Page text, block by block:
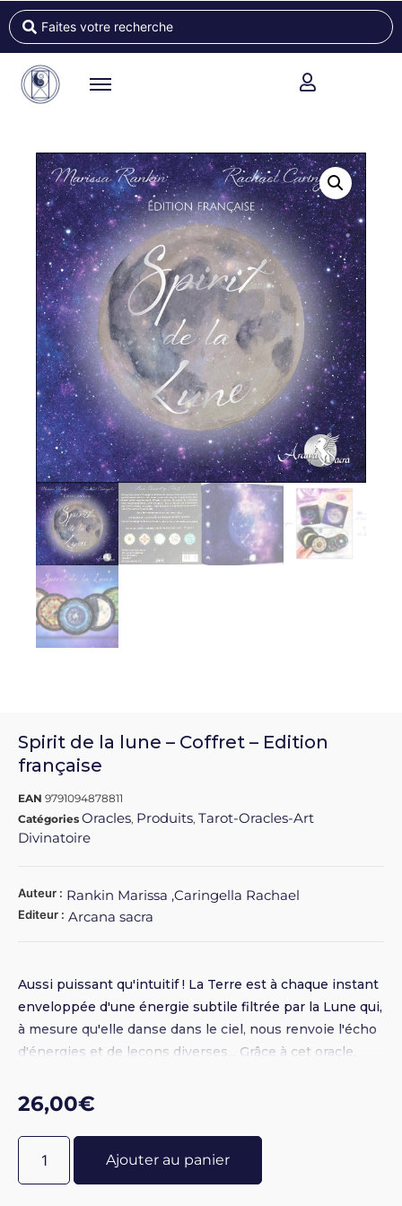
Spirit de la lune – Coffret – Edition
française
EAN 9791094878811
Catégories Oracles, Produits, Tarot-Oracles-Art
Divinatoire
Auteur : Rankin Marissa ,Caringella Rachael
Editeur : Arcana sacra
Aussi puissant qu'intuitif ! La Terre est à chaque instant
enveloppée d'une énergie subtile filtrée par la Lune qui,
à mesure qu'elle danse dans le ciel, nous renvoie l'écho
d'énergies et de leçons diverses... Grâce à cet oracle,
schémas, avec Dame Luna pour guide personnel !
Introspection magie lunaire et développement spirituel,
tout y est ! Au coeur de cet oracle, éclairez vos
profondeurs et rééquilibrez votre énergie... Cet Oracle
de 56 cartes, tout en rondeur, est composé de 3
26,00€
Ajouter au panier